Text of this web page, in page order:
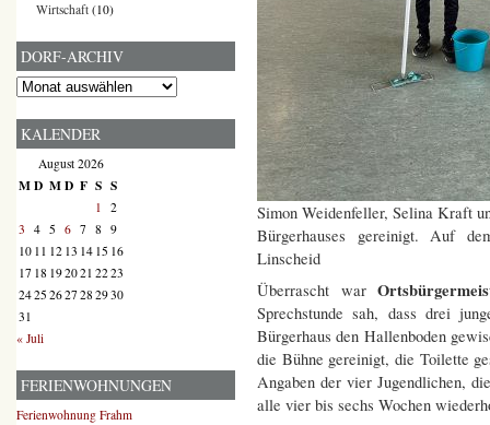
Simon Weidenfeller, Selina Kraft
Bürgerhauses gereinigt. Auf
Linscheid
Überrascht war
Sprechstunde sah, dass drei
Bürgerhaus den Hallenboden
die Bühne gereinigt, die Toilette
Angaben der vier Jugendlichen,
alle vier bis sechs Wochen
Wirtschaft (10)
DORF-ARCHIV
Dorf-
KALENDER
August 2026
MD MD F S S
1 2
3 4 5 6 7 8 9
10 11 12 13 14 15 16
17 18 192021 2223
2425 2627 28 2930
31
« Juli
FERIENWOHNUNGEN
Ferienwohnung Frahm